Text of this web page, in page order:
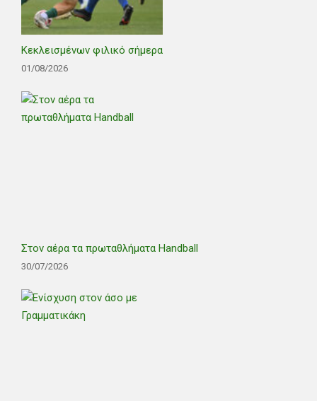
Κεκλεισμένων φιλικό σήμερα
01/08/2026
Στον αέρα τα πρωταθλήματα Handball
30/07/2026